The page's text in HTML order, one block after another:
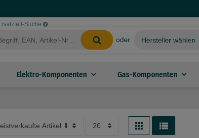
Suche
oder
Elektro-Komponenten Gas-Komponenten